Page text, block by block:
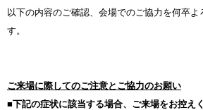
以下の内容のご確認、会場でのご協力を何卒よ
す。
ご来場に際してのご注意とご協力のお願い
■下記の症状に該当する場合、ご来場をお控えく